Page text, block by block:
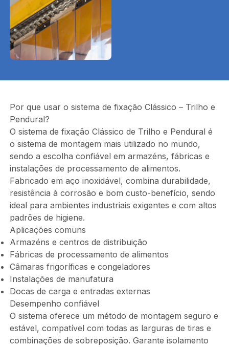
Por que usar o sistema de fixação Clássico – Trilho e
Pendural?
O sistema de fixação Clássico de Trilho e Pendural é
o sistema de montagem mais utilizado no mundo,
sendo a escolha confiável em armazéns, fábricas e
instalações de processamento de alimentos.
Fabricado em aço inoxidável, combina durabilidade,
resistência à corrosão e bom custo-benefício, sendo
ideal para ambientes industriais exigentes e com altos
padrões de higiene.
Aplicações comuns
Armazéns e centros de distribuição
Fábricas de processamento de alimentos
Câmaras frigoríficas e congeladores
Instalações de manufatura
Docas de carga e entradas externas
Desempenho confiável
O sistema oferece um método de montagem seguro e
estável, compatível com todas as larguras de tiras e
combinações de sobreposição. Garante isolamento